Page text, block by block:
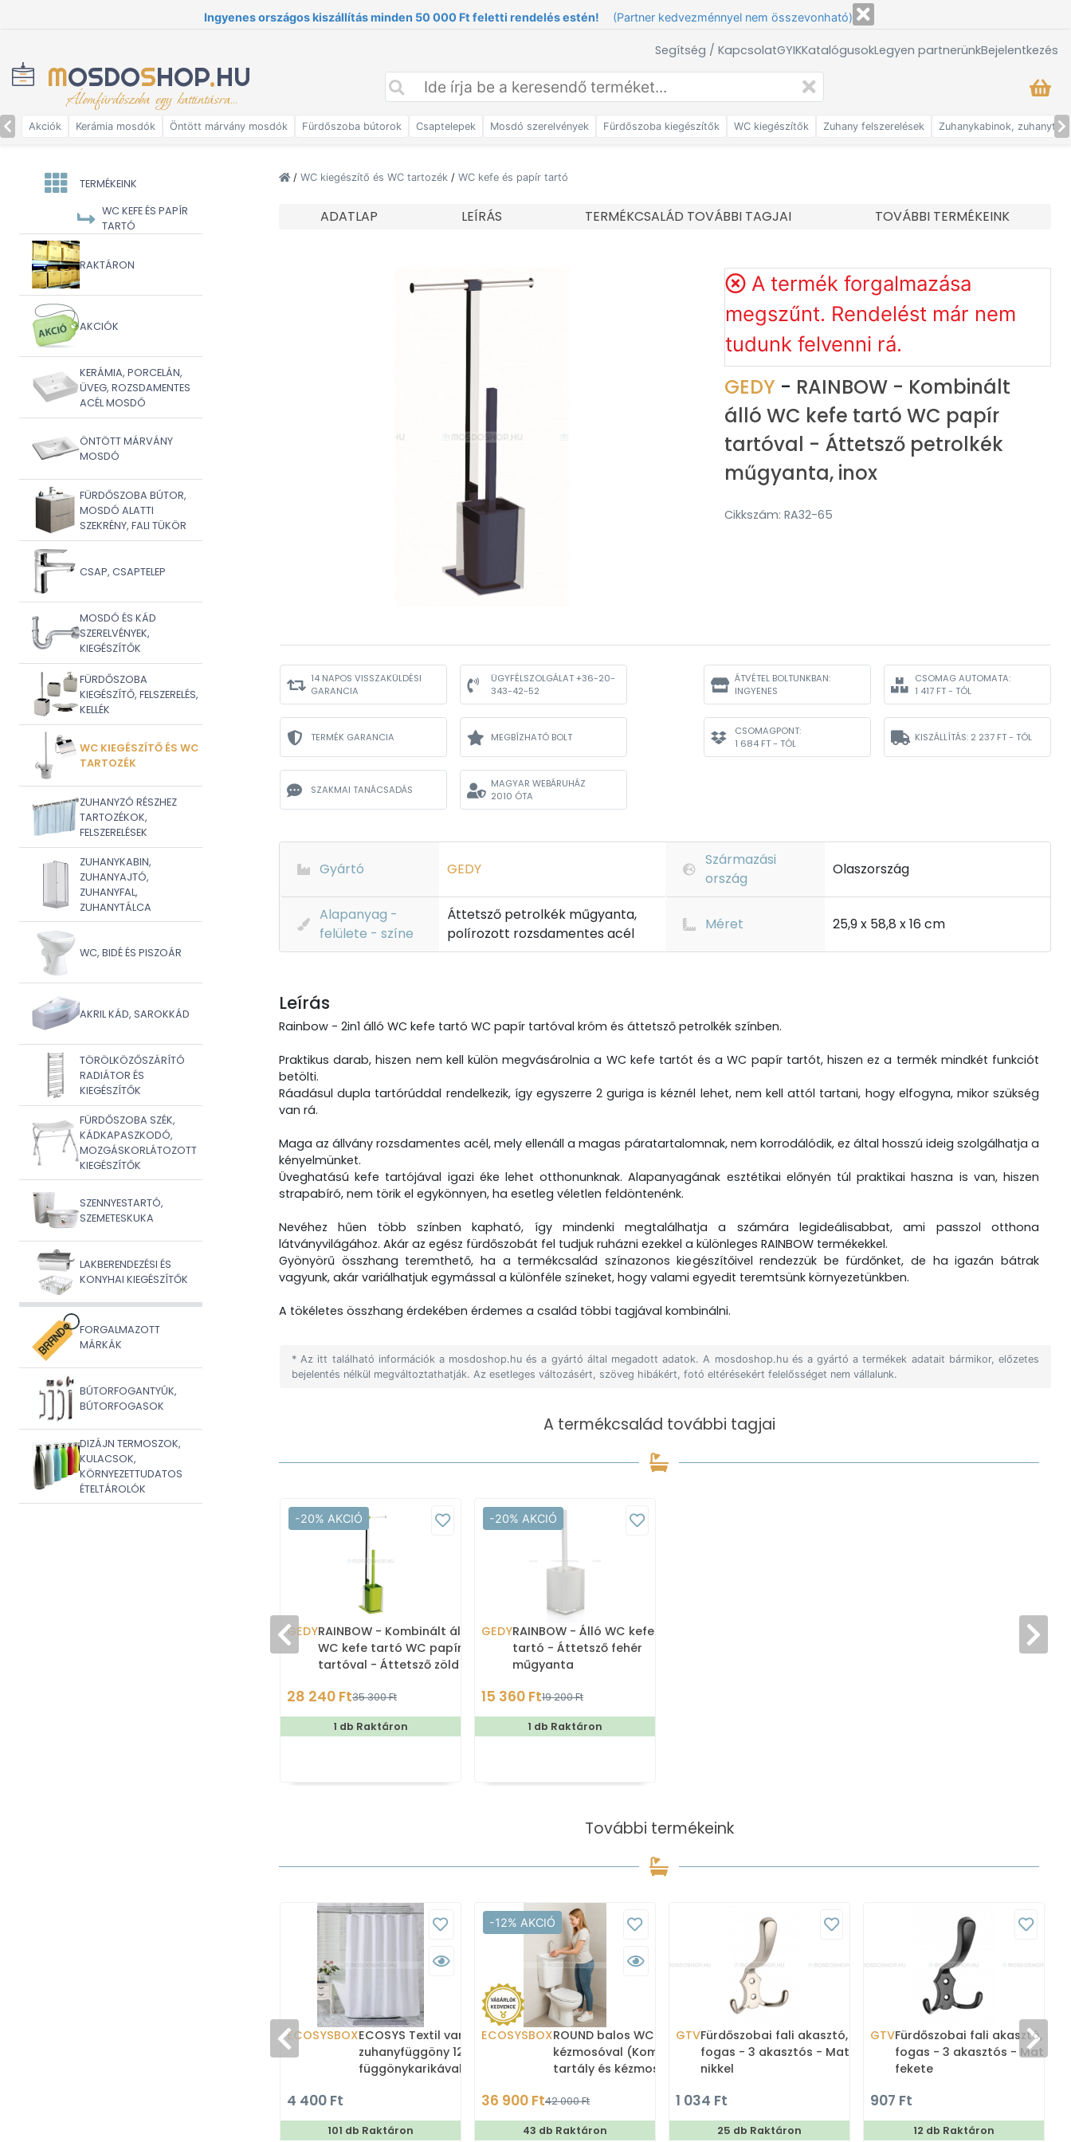
Ingyenes országos kiszállítás minden 50 000 Ft feletti rendelés estén! (Partner kedvezménnyel nem összevonható)
Segítség / KapcsolatGYIKKatalógusokLegyen partnerünkBejelentkezés
MOSDOSHOP.HU
Álomfürdőszoba egy kattintásra...
Akciók Kerámia mosdók Öntött márvány mosdók Fürdőszoba bútorok Csaptelepek Mosdó szerelvények Fürdőszoba kiegészítők WC kiegészítők Zuhany felszerelések Zuhanykabinok,
TERMÉKEINK
WC KEFE ÉS PAPÍR
TARTÓ
RAKTÁRON
AKCIÓK
KERÁMIA, PORCELÁN,
ÜVEG, ROZSDAMENTES
ACÉL MOSDÓ
ÖNTÖTT MÁRVÁNY
MOSDÓ
FÜRDŐSZOBA BÚTOR,
MOSDÓ ALATTI
SZEKRÉNY, FALI TÜKÖR
CSAP, CSAPTELEP
MOSDÓ ÉS KÁD
SZERELVÉNYEK,
KIEGÉSZÍTŐK
FÜRDŐSZOBA
KIEGÉSZÍTŐ, FELSZERELÉS,
KELLÉK
WC KIEGÉSZÍTŐ ÉS WC
TARTOZÉK
ZUHANYZÓ RÉSZHEZ
TARTOZÉKOK,
FELSZERELÉSEK
ZUHANYKABIN,
ZUHANYAJTÓ,
ZUHANYFAL,
ZUHANYTÁLCA
WC, BIDÉ ÉS PISZOÁR
AKRIL KÁD, SAROKKÁD
TÖRÖLKÖZŐSZÁRÍTÓ
RADIÁTOR ÉS
KIEGÉSZÍTŐK
FÜRDŐSZOBA SZÉK,
KÁDKAPASZKODÓ,
MOZGÁSKORLÁTOZOTT
KIEGÉSZÍTŐK
SZENNYESTARTÓ,
SZEMETESKUKA
LAKBERENDEZÉSI ÉS
KONYHAI KIEGÉSZÍTŐK
FORGALMAZOTT
MÁRKÁK
BÚTORFOGANTYÚK,
BÚTORFOGASOK
DIZÁJN TERMOSZOK,
KULACSOK,
KÖRNYEZETTUDATOS
ÉTELTÁROLÓK
/ WC kiegészítő és WC tartozék / WC kefe és papír tartó
ADATLAP LEÍRÁS TERMÉKCSALÁD TOVÁBBI TAGJAI TOVÁBBI TERMÉKEINK
A termék forgalmazása
megszűnt. Rendelést már nem
tudunk felvenni rá.
GEDY - RAINBOW - Kombinált
álló WC kefe tartó WC papír
tartóval - Áttetsző petrolkék
műgyanta, inox
Cikkszám: RA32-65
14 NAPOS VISSZAKÜLDÉSI
GARANCIA
ÜGYFÉLSZOLGÁLAT +36-20-
343-42-52
TERMÉK GARANCIA MEGBÍZHATÓ BOLT
SZAKMAI TANÁCSADÁS
MAGYAR WEBÁRUHÁZ
2010 ÓTA
ÁTVÉTEL BOLTUNKBAN:
INGYENES
CSOMAG AUTOMATA:
1 417 FT - TÓL
CSOMAGPONT:
1 684 FT - TÓL
KISZÁLLÍTÁS: 2 237 FT - TÓL
Gyártó GEDY
Származási
ország
Olaszország
Alapanyag -
felülete - színe
Áttetsző petrolkék műgyanta,
polírozott rozsdamentes acél
Méret 25,9 x 58,8 x 16 cm
Leírás
Rainbow - 2in1 álló WC kefe tartó WC papír tartóval króm és áttetsző petrolkék színben.
Praktikus darab, hiszen nem kell külön megvásárolnia a WC kefe tartót és a WC papír tartót, hiszen ez a termék mindkét funkciót
betölti.
Ráadásul dupla tartórúddal rendelkezik, így egyszerre 2 guriga is kéznél lehet, nem kell attól tartani, hogy elfogyna, mikor szükség
van rá.
Maga az állvány rozsdamentes acél, mely ellenáll a magas páratartalomnak, nem korrodálódik, ez által hosszú ideig szolgálhatja a
kényelmünket.
Üveghatású kefe tartójával igazi éke lehet otthonunknak. Alapanyagának esztétikai előnyén túl praktikai haszna is van, hiszen
strapabíró, nem törik el egykönnyen, ha esetleg véletlen feldöntenénk.
Nevéhez hűen több színben kapható, így mindenki megtalálhatja a számára legideálisabbat, ami passzol otthona
látványvilágához. Akár az egész fürdőszobát fel tudjuk ruházni ezekkel a különleges RAINBOW termékekkel.
Gyönyörű összhang teremthető, ha a termékcsalád színazonos kiegészítőivel rendezzük be fürdőnket, de ha igazán bátrak
vagyunk, akár variálhatjuk egymással a különféle színeket, hogy valami egyedit teremtsünk környezetünkben.
A tökéletes összhang érdekében érdemes a család többi tagjával kombinálni.
* Az itt található információk a mosdoshop.hu és a gyártó által megadott adatok. A mosdoshop.hu és a gyártó a termékek adatait bármikor, előzetes
bejelentés nélkül megváltoztathatják. Az esetleges változásért, szöveg hibákért, fotó eltérésekért felelősséget nem vállalunk.
A termékcsalád további tagjai
-20% AKCIÓ
GEDYRAINBOW - Kombinált álló
WC kefe tartó WC papír
tartóval - Áttetsző zöld
28 240 Ft35 300 Ft
1 db Raktáron
-20% AKCIÓ
GEDYRAINBOW - Álló WC kefe
tartó - Áttetsző fehér
műgyanta
15 360 Ft19 200 Ft
1 db Raktáron
További termékeink
ECOSYSBOXECOSYS Textil varrott
zuhanyfüggöny 12db
függönykarikával
Zuhanyfüggöny textil
4 400 Ft
101 db Raktáron
-12% AKCIÓ
ECOSYSBOXROUND balos WC tartály
kézmosóval (Kombi WC
tartály és kézmosó)
36 900 Ft42 000 Ft
43 db Raktáron
GTVFürdőszobai fali akasztó,
fogas - 3 akasztós - Matt
nikkel
1 034 Ft
25 db Raktáron
GTVFürdőszobai fali akasztó,
fogas - 3 akasztós - Matt
fekete
907 Ft
12 db Raktáron